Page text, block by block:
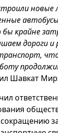
новые
крайне
дороги и
Шавкат